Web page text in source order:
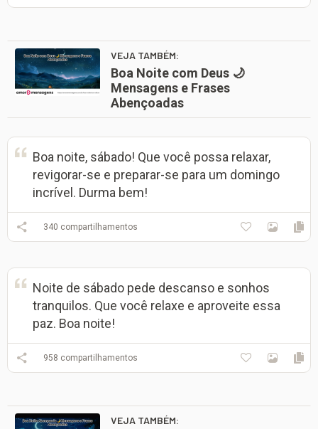
VEJA TAMBÉM:
Boa Noite com Deus 🌙
Mensagens e Frases
Abençoadas
Boa noite, sábado! Que você possa relaxar,
revigorar-se e preparar-se para um domingo
incrível. Durma bem!
340 compartilhamentos
Noite de sábado pede descanso e sonhos
tranquilos. Que você relaxe e aproveite essa
paz. Boa noite!
958 compartilhamentos
VEJA TAMBÉM: